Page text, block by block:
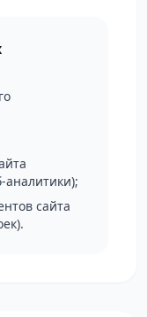
сайта